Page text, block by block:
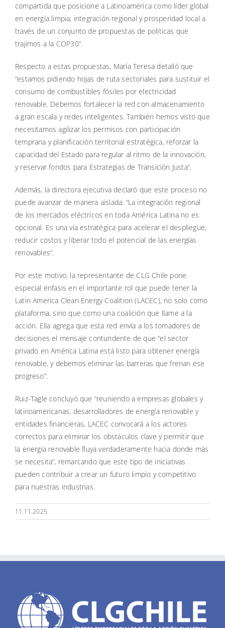
compartida que posicione a Latinoamérica como líder global
en energía limpia, integración regional y prosperidad local a
través de un conjunto de propuestas de políticas que
trajimos a la COP30”.
Respecto a estas propuestas, María Teresa detalló que
“estamos pidiendo hojas de ruta sectoriales para sustituir el
consumo de combustibles fósiles por electricidad
renovable. Debemos fortalecer la red con almacenamiento
a gran escala y redes inteligentes. También hemos visto que
necesitamos agilizar los permisos con participación
temprana y planificación territorial estratégica, reforzar la
capacidad del Estado para regular al ritmo de la innovación,
y reservar fondos para Estrategias de Transición Justa”.
Además, la directora ejecutiva declaró que este proceso no
puede avanzar de manera aislada: “La integración regional
de los mercados eléctricos en toda América Latina no es
opcional. Es una vía estratégica para acelerar el despliegue,
reducir costos y liberar todo el potencial de las energías
renovables”.
Por este motivo, la representante de CLG Chile pone
especial énfasis en el importante rol que puede tener la
Latin America Clean Energy Coalition (LACEC), no solo como
plataforma, sino que como una coalición que llame a la
acción. Ella agrega que esta red envía a los tomadores de
decisiones el mensaje contundente de que “el sector
privado en América Latina está listo para obtener energía
renovable, y debemos eliminar las barreras que frenan ese
progreso”.
Ruiz-Tagle concluyó que “reuniendo a empresas globales y
latinoamericanas, desarrolladores de energía renovable y
entidades financieras, LACEC convocará a los actores
correctos para eliminar los obstáculos clave y permitir que
la energía renovable fluya verdaderamente hacia donde más
se necesita”, remarcando que este tipo de iniciativas
pueden contribuir a crear un futuro limpio y competitivo
para nuestras industrias.
11.11.2025